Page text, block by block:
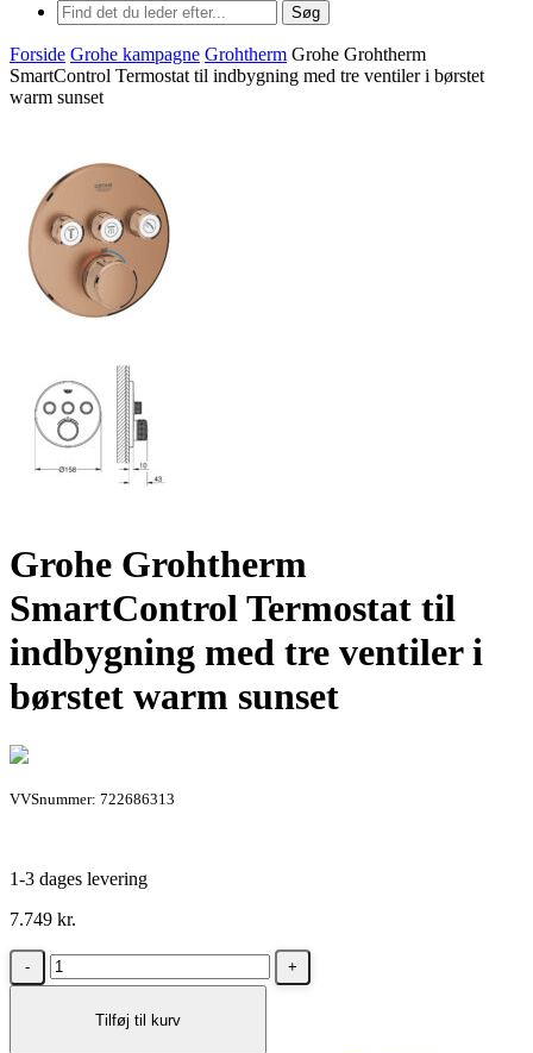
Søg
Forside Grohe kampagne Grohtherm Grohe Grohtherm
SmartControl Termostat til indbygning med tre ventiler i børstet
warm sunset
Grohe Grohtherm
SmartControl Termostat til
indbygning med tre ventiler i
børstet warm sunset
VVSnummer: 722686313
1-3 dages levering
7.749 kr.
Grohe
Grohtherm
TermostatTilføj til kurv